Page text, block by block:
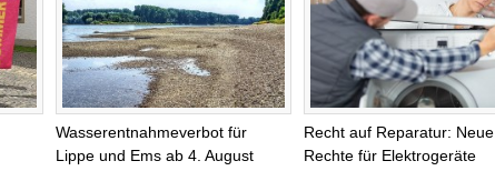
Wasserentnahmeverbot für
Lippe und Ems ab 4. August
Recht auf Reparatur: Neue
Rechte für Elektrogeräte